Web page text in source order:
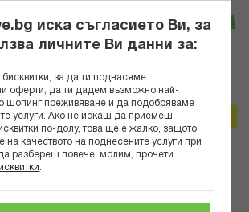
Вход
ОЛИО ЗА КОСА С МЕД И КЕРАТИН 100МЛ
Онлайн промо
иска съгласието Ви, за
личните Ви данни за:
за да ти поднасяме
оферти, да ти дадем възможно най-
шопинг преживяване и да подобряваме
услуги. Ако не искаш да приемеш
по-долу, това ще е жалко, защото
на качеството на поднесените услуги при
разбереш повече, молим, прочети